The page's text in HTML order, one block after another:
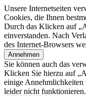
Unsere Internetseiten
Cookies, die Ihnen
Durch das Klicken auf
einverstanden. Nach
des Internet-Browsers
Annehmen
Sie können auch das
Klicken Sie hierzu auf
einige Annehmlichkeiten
leider nicht funktionieren.